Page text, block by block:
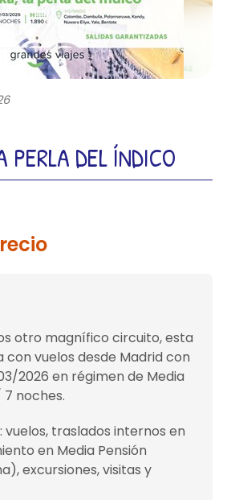
PERLA DEL ÍNDICO
otro magnífico circuito, esta
con vuelos desde Madrid con
2026 en régimen de Media
7 noches.
vuelos, traslados internos en
en Media Pensión
excursiones, visitas y